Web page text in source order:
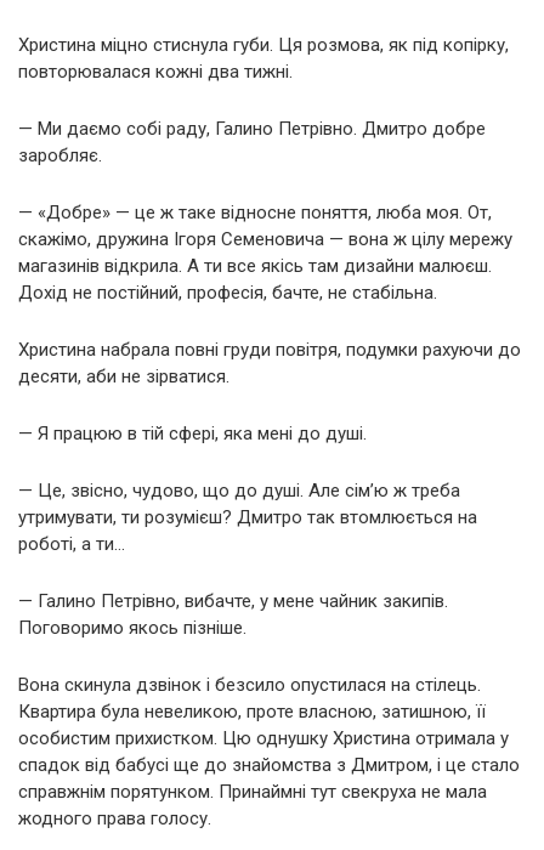
Христина міцно стиснула губи. Ця розмова, як під копірку,
повторювалася кожні два тижні.
— Ми даємо собі раду, Галино Петрівно. Дмитро добре
заробляє.
— «Добре» — це ж таке відносне поняття, люба моя. От,
скажімо, дружина Ігоря Семеновича — вона ж цілу мережу
магазинів відкрила. А ти все якісь там дизайни малюєш.
Дохід не постійний, професія, бачте, не стабільна.
Христина набрала повні груди повітря, подумки рахуючи до
десяти, аби не зірватися.
— Я працюю в тій сфері, яка мені до душі.
— Це, звісно, чудово, що до душі. Але сім’ю ж треба
утримувати, ти розумієш? Дмитро так втомлюється на
роботі, а ти…
— Галино Петрівно, вибачте, у мене чайник закипів.
Поговоримо якось пізніше.
Вона скинула дзвінок і безсило опустилася на стілець.
Квартира була невеликою, проте власною, затишною, її
особистим прихистком. Цю однушку Христина отримала у
спадок від бабусі ще до знайомства з Дмитром, і це стало
справжнім порятунком. Принаймні тут свекруха не мала
жодного права голосу.